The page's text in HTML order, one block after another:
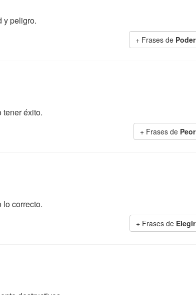
y peligro.
+ Frases de Poder
tener éxito.
+ Frases de Peor
lo correcto.
+ Frases de Elegir